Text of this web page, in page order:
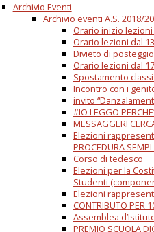
Archivio Eventi
Archivio eventi A.S. 2018/
Orario inizio lezioni
Orario lezioni dal
Divieto di
Orario lezioni dal
Spostamento
Incontro con i
invito
#IO LEGGO PERCHE’
MESSAGGERI
Elezioni
PROCEDURA
Corso di tedesco
Elezioni per la
Studenti
Elezioni
CONTRIBUTO PER
Assemblea
PREMIO SCUOLA